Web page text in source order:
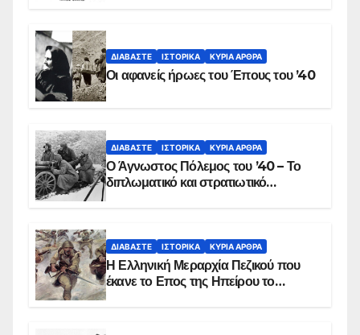
ΔΙΑΒΆΣΤΕ ΙΣΤΟΡΙΚΆ ΚΥΡΙΑ ΑΡΘΡΑ
Οι αφανείς ήρωες του Έπους του ’40
ΔΙΑΒΆΣΤΕ ΙΣΤΟΡΙΚΆ ΚΥΡΙΑ ΑΡΘΡΑ
Ο Άγνωστος Πόλεμος του ’40 – Το
διπλωματικό και στρατιωτικό
ΔΙΑΒΆΣΤΕ ΙΣΤΟΡΙΚΆ ΚΥΡΙΑ ΑΡΘΡΑ
Η Ελληνική Μεραρχία Πεζικού που
έκανε το Επος της Ηπείρου το